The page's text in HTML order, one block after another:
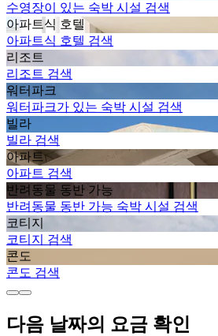
수영장이 있는 숙박 시설 검색
아파트식 호텔
아파트식 호텔 검색
리조트
리조트 검색
워터파크
워터파크가 있는 숙박 시설 검색
빌라
빌라 검색
아파트
아파트 검색
반려동물 동반 가능
반려동물 동반 가능 숙박 시설 검색
코티지
코티지 검색
콘도
콘도 검색
다음 날짜의 요금 확인